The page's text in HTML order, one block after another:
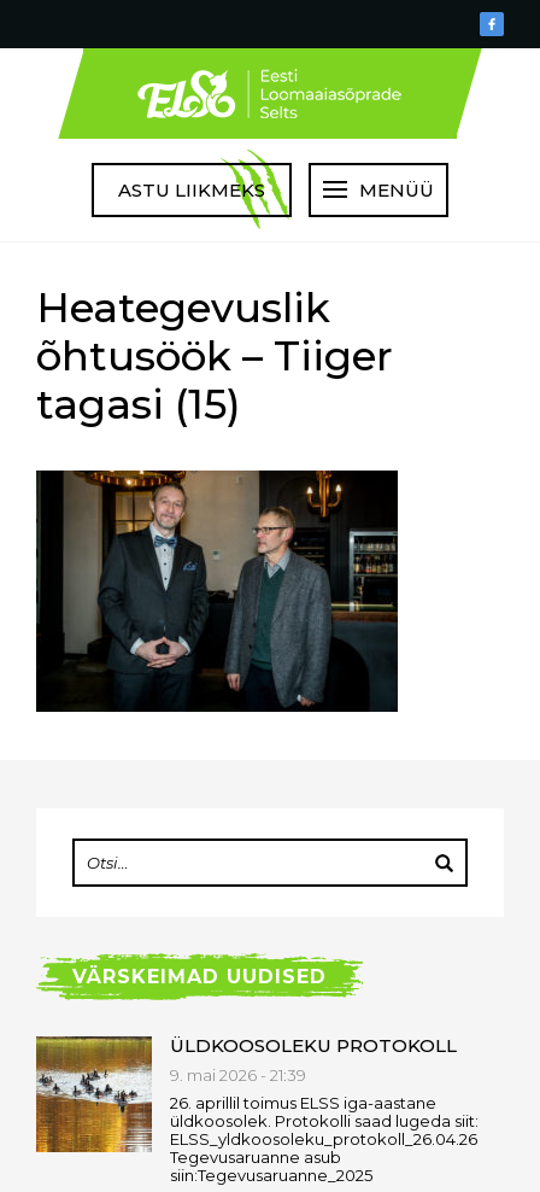
ASTU LIIKMEKS MENÜÜ
Heategevuslik
õhtusöök – Tiiger
tagasi (15)
VÄRSKEIMAD UUDISED
ÜLDKOOSOLEKU PROTOKOLL
9. mai 2026 - 21:39
26. aprillil toimus ELSS iga-aastane
üldkoosolek. Protokolli saad lugeda siit:
ELSS_yldkoosoleku_protokoll_26.04.26
Tegevusaruanne asub
siin:Tegevusaruanne_2025